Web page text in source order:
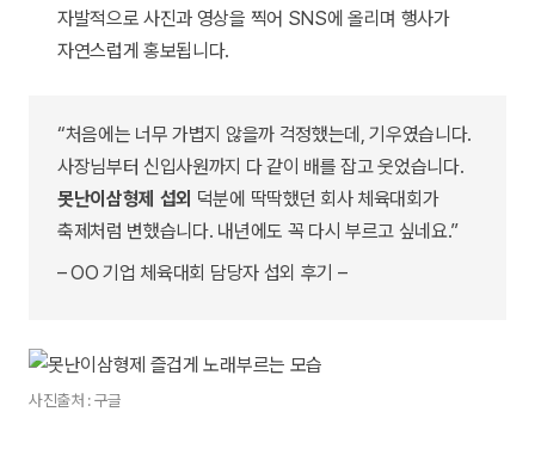
자발적으로 사진과 영상을 찍어 SNS에 올리며 행사가
자연스럽게 홍보됩니다.
“처음에는 너무 가볍지 않을까 걱정했는데, 기우였습니다.
사장님부터 신입사원까지 다 같이 배를 잡고 웃었습니다.
못난이삼형제 섭외 덕분에 딱딱했던 회사 체육대회가
축제처럼 변했습니다. 내년에도 꼭 다시 부르고 싶네요.”
– OO 기업 체육대회 담당자 섭외 후기 –
사진출처 : 구글